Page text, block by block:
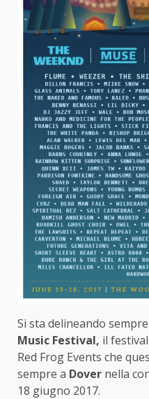
Si sta delineando
Music Festival, il
Red Frog Events che
sempre a Dover nella
18 giugno 2017.